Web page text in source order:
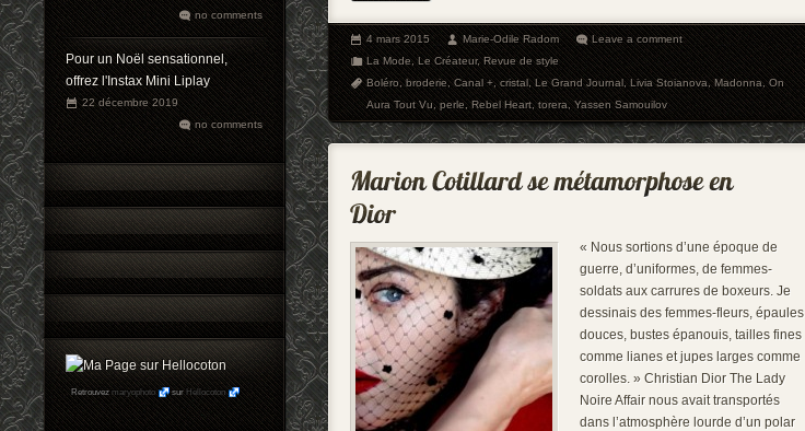
no comments
Pour un Noël sensationnel,
offrez l'Instax Mini Liplay
22 décembre 2019
no comments
Retrouvez maryophoto sur Hellocoton
4 mars 2015 Marie-Odile Radom
Leave a comment
La Mode,Le Créateur,Revue de style
Boléro,broderie,Canal +,cristal,Le Grand Journal,Livia Stoianova,Madonna,On
Aura Tout Vu,perle,Rebel Heart,torera,Yassen Samouilov
« Nous sortions d’une époque de
guerre, d’uniformes, de femmes-
soldats aux carrures de boxeurs. Je
dessinais des femmes-fleurs, épaules
douces, bustes épanouis, tailles fines
comme lianes et jupes larges comme
corolles. » Christian Dior The Lady
Noire Affair nous avait transportés
dans l’atmosphère lourde d’un polar